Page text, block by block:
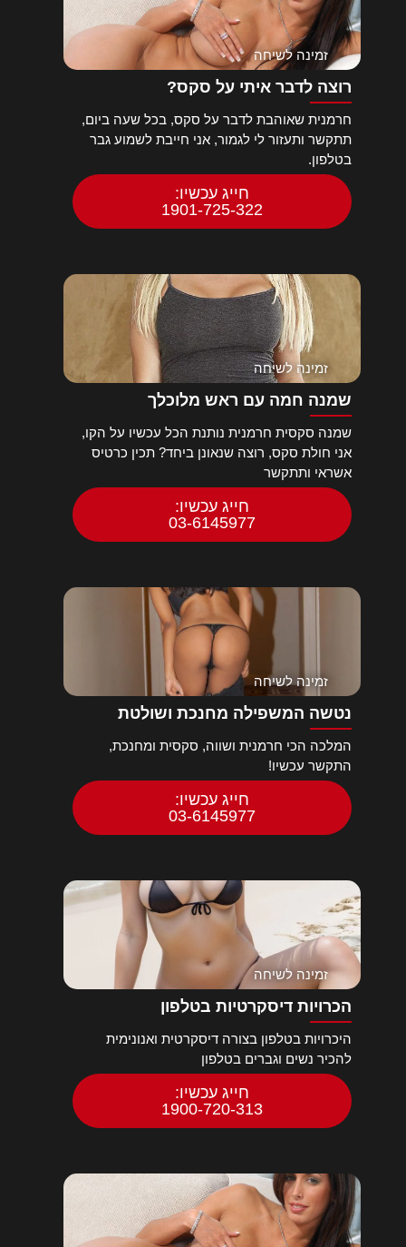
זמינה לשיחה
רוצה לדבר איתי על סקס?
חרמנית שאוהבת לדבר על סקס, בכל שעה ביום,
תתקשר ותעזור לי לגמור, אני חייבת לשמוע גבר
בטלפון.
חייג עכשיו:
1901-725-322
זמינה לשיחה
שמנה חמה עם ראש מלוכלך
שמנה סקסית חרמנית נותנת הכל עכשיו על הקו,
אני חולת סקס, רוצה שנאונן ביחד? תכין כרטיס
אשראי ותתקשר
חייג עכשיו:
03-6145977
זמינה לשיחה
נטשה המשפילה מחנכת ושולטת
המלכה הכי חרמנית ושווה, סקסית ומחנכת,
התקשר עכשיו!
חייג עכשיו:
03-6145977
זמינה לשיחה
הכרויות דיסקרטיות בטלפון
היכרויות בטלפון בצורה דיסקרטית ואנונימית
להכיר נשים וגברים בטלפון
חייג עכשיו:
1900-720-313